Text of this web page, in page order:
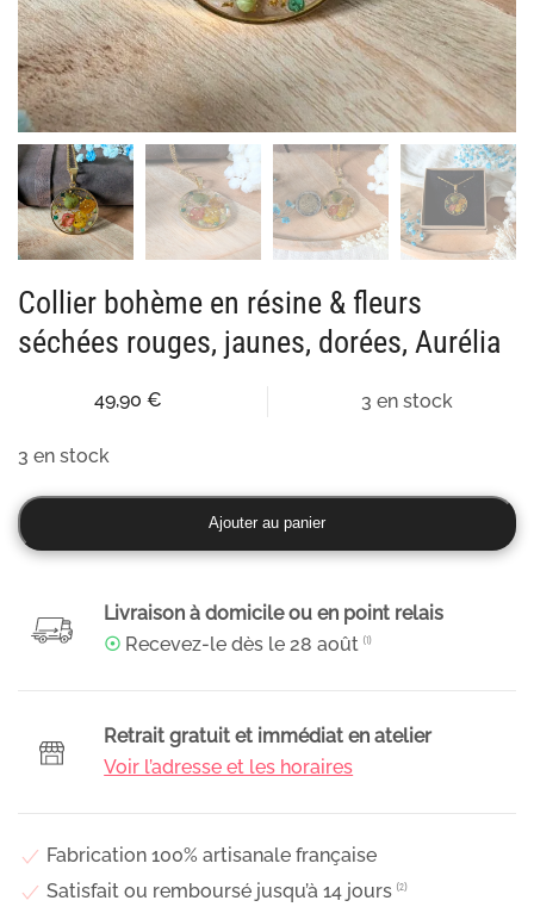
Collier bohème en résine & fleurs
séchées rouges, jaunes, dorées, Aurélia
49,90 € 3 en stock
3 en stock
quantité
de
en
séchées
dorées,
Aurélia
Ajouter au panier
Livraison à domicile ou en point relais
☉ Recevez-le dès le28 août ⁽¹⁾
Retrait gratuit et immédiat en atelier
Voir l’adresse et les horaires
Fabrication 100% artisanale française
Satisfait ou remboursé jusqu’à 14 jours ⁽²⁾